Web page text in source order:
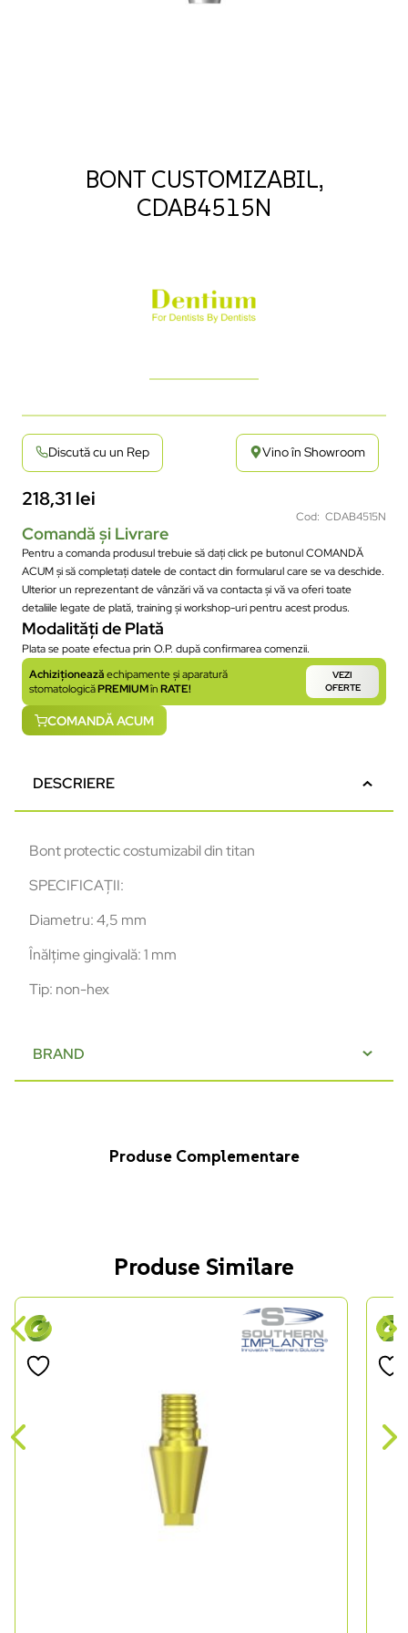
BONT CUSTOMIZABIL,
CDAB4515N
Discută cu un Rep Vino în Showroom
218,31 lei
Cod: CDAB4515N
Comandă și Livrare
Pentru a comanda produsul trebuie să dați click pe butonul COMANDĂ
ACUM și să completați datele de contact din formularul care se va deschide.
Ulterior un reprezentant de vânzări vă va contacta și vă va oferi toate
detaliile legate de plată, training și workshop-uri pentru acest produs.
Modalități de Plată
Plata se poate efectua prin O.P. după confirmarea comenzii.
Achiziționeazăechipamente și aparatură
stomatologicăPREMIUMînRATE!
VEZI
OFERTE
COMANDĂ ACUM
DESCRIERE
Bont protectic costumizabil din titan
SPECIFICAȚII:
Diametru: 4,5 mm
Înălțime gingivală: 1 mm
Tip: non-hex
BRAND
Produse Complementare
Produse Similare